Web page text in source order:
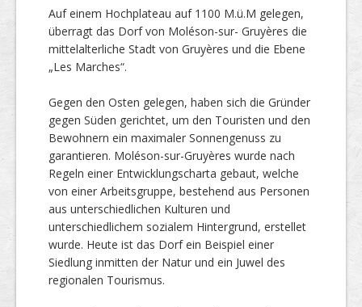
Auf einem Hochplateau auf 1100 M.ü.M gelegen,
überragt das Dorf von Moléson-sur- Gruyères die
mittelalterliche Stadt von Gruyères und die Ebene
„Les Marches“.
Gegen den Osten gelegen, haben sich die Gründer
gegen Süden gerichtet, um den Touristen und den
Bewohnern ein maximaler Sonnengenuss zu
garantieren. Moléson-sur-Gruyères wurde nach
Regeln einer Entwicklungscharta gebaut, welche
von einer Arbeitsgruppe, bestehend aus Personen
aus unterschiedlichen Kulturen und
unterschiedlichem sozialem Hintergrund, erstellet
wurde. Heute ist das Dorf ein Beispiel einer
Siedlung inmitten der Natur und ein Juwel des
regionalen Tourismus.